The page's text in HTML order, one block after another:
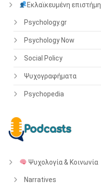
Εκλαϊκευμένη επιστήμη
Psychology.gr
Psychology Now
Social Policy
Ψυχογραφήματα
Psychopedia
Ψυχολογία & Κοινωνία
Narratives